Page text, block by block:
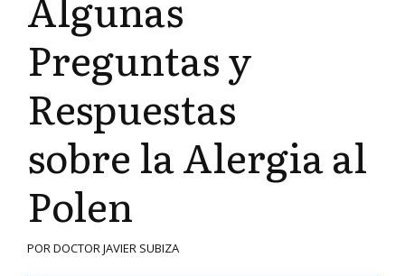
Preguntas y
Respuestas
sobre la Alergia al
Polen
POR DOCTOR JAVIER SUBIZA